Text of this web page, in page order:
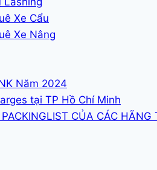
Xe Cẩu
Xe Nâng
Năm 2024
tại TP Hồ Chí Minh
CỦA CÁC HÃNG